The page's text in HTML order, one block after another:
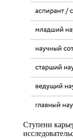
Ступени